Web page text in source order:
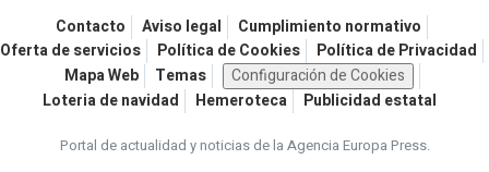
Contacto Aviso legal
Cumplimiento normativo
Oferta de servicios
Política de Cookies
Política de Privacidad
Mapa Web
Temas
Configuración de Cookies
Loteria de navidad
Hemeroteca Publicidad estatal
Portal de actualidad y noticias de la Agencia Europa Press.